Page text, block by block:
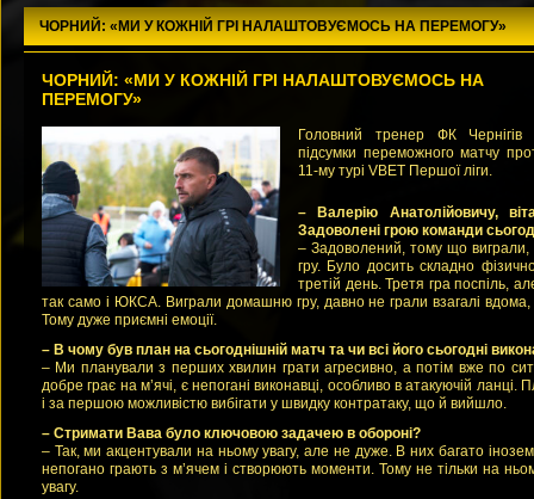
ЧОРНИЙ: «МИ У КОЖНІЙ ГРІ НАЛАШТОВУЄМОСЬ НА ПЕРЕМОГУ»
ЧОРНИЙ: «МИ У КОЖНІЙ ГРІ НАЛАШТОВУЄМОСЬ НА
ПЕРЕМОГУ»
Головний тренер ФК
підсумки переможного матчу
11-му турі VBET Першої ліги.
– Валерію Анатолійовичу,
Задоволені грою команди
– Задоволений, тому що виграли,
гру. Було досить складно
третій день. Третя гра поспіль,
так само і ЮКСА. Виграли домашню гру, давно не грали взагалі
Тому дуже приємні емоції.
– В чому був план на сьогоднішній матч та чи всі його сьогодні
– Ми планували з перших хвилин грати агресивно, а потім вже по
добре грає на м’ячі, є непогані виконавці, особливо в атакуючій ланці.
і за першою можливістю вибігати у швидку контратаку, що й вийшло.
– Стримати Вава було ключовою задачею в обороні?
– Так, ми акцентували на ньому увагу, але не дуже. В них багато
непогано грають з м’ячем і створюють моменти. Тому не тільки на
увагу.